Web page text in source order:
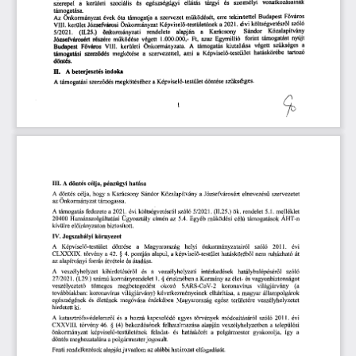
szerepel a kerületi szociális és egészségügyi ellátás tárgyi
támogatása.
Az önkormányzat évek óta támogatja a szervezet működését, erre tekintettel Budapest Főváros
VIII. kerület Józsefvárosi önkormányzat Képviselő-testületének a 2021. évi költségvetésről szóló
5/2021.
(11.25.) önkormányzati rendelete alapján a Karácsony Sándor
Közalapítvány
Józsefvárosért részére működése végett 1.000.000,- Ft, azaz Egymillió forint támogatást nyújt
Budapest Főváros VIII. kerületi önkormányzata. A támogatás kiutalása végett szükséges a
támogatási szerződés megkötése a szervezettel, ami a Képviselő-testület hatáskörébe tartozó
döntés.
II.
A beterjesztés indoka
A támogatási szerződés megkötéséhez a Képviselő-testület döntése szükséges.
1
III. A döntés célja, pénzügyi hatása
A döntés célja, hogy a Karácsony Sándor Közalapítvány a Józsefvárosért elnevezésű szervezetet
az Önkormányzat támogassa.
A támogatás fedezete a 2021. évi költségvetésről szóló 5/2021. (11.25.) ök. rendelet 5.1. melléklet
20400 Humánszolgáltatási Ügyosztály címén az 5.4. Egyéb működési célú támogatások ÁHT-n
kívülre előirányzaton biztosított.
IV. Jogszabályi környezet
A
Képviselő-testület döntése a Magyarország helyi önkormányzatairól szóló 2011.
évi
CLXXXDC. törvény a 42. § 4. pontján alapul, a képviselő-testület hatásköréből nem ruházható át
az alapítványi forrás átvétele és átadása.
A
veszélyhelyzet kihirdetéséről és a veszélyhelyzeti intézkedések hatálybalépéséről szóló
27/2021. (1.29.) számú kormányrendelet 1. § értelmében a Kormány az élet- és vagyonbiztonságot
veszélyeztető tömeges megbetegedést okozó SARS-CoV-2 koronavírus világjárvány
(a
továbbiakban: koronavírus világjárvány) következményeinek elhárítása, a magyar állampolgárok
egészségének és életének megóvása érdekében Magyarország egész területére veszélyhelyzetet
hirdetett ki.
A katasztrófavédelemről és a hozzá kapcsolódó egyes törvények módosításáról szóló 2011.
évi
CXXVIII. törvény 46. § (4) bekezdésének felhatalmazása alapján veszélyhelyzetben a települési
önkormányzat képviselő-testületének feladat- és hatáskörét a polgármester gyakorolja, így a
döntés meghozatalára a polgármester jogosult.
Fenti rendelkezések alapján javaslom az alábbi határozat elfogadását.